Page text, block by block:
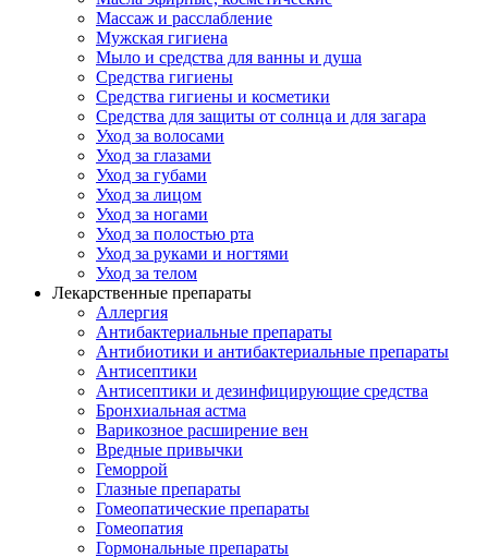
Массаж и расслабление
Мужская гигиена
Мыло и средства для ванны и душа
Средства гигиены
Средства гигиены и косметики
Средства для защиты от солнца и для загара
Уход за волосами
Уход за глазами
Уход за губами
Уход за лицом
Уход за ногами
Уход за полостью рта
Уход за руками и ногтями
Уход за телом
Лекарственные препараты
Аллергия
Антибактериальные препараты
Антибиотики и антибактериальные препараты
Антисептики
Антисептики и дезинфицирующие средства
Бронхиальная астма
Варикозное расширение вен
Вредные привычки
Геморрой
Глазные препараты
Гомеопатические препараты
Гомеопатия
Гормональные препараты